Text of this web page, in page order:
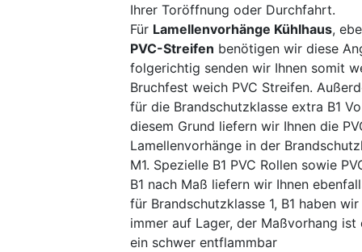
Ihrer Toröffnung oder Durchfahrt.
Für Lamellenvorhänge Kühlhaus,
PVC-Streifen benötigen wir diese
folgerichtig senden wir Ihnen somit
Bruchfest weich PVC Streifen.
für die Brandschutzklasse extra B1
diesem Grund liefern wir Ihnen die
Lamellenvorhänge in der
M1. Spezielle B1 PVC Rollen sowie
B1 nach Maß liefern wir Ihnen
für Brandschutzklasse 1, B1 haben
immer auf Lager, der Maßvorhang ist
ein schwer entflammbar